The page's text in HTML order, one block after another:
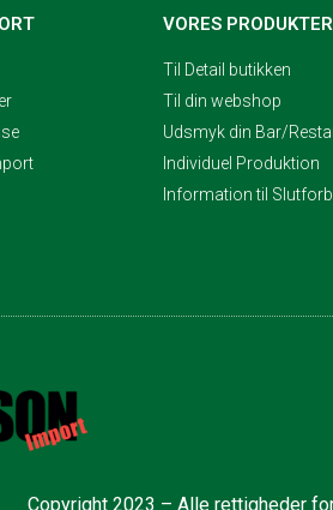
VORES PRODUKTER
Til Detail butikken
Til din webshop
Udsmyk din Bar/
Individuel Produktion
Information til
Copyright 2023 – Alle rettigheder